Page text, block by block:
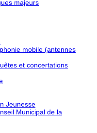
majeurs
mobile (antennes
et concertations
Jeunesse
Municipal de la